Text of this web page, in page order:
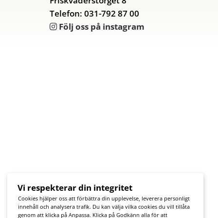
Telefon: 031-792 87 00
Följ oss på instagram
Vi respekterar din integritet
Cookies hjälper oss att förbättra din upplevelse, leverera personligt
innehåll och analysera trafik. Du kan välja vilka cookies du vill tillåta
genom att klicka på Anpassa. Klicka på Godkänn alla för att